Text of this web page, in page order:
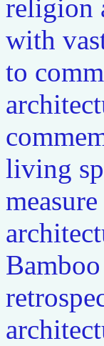
religion
with
to
living